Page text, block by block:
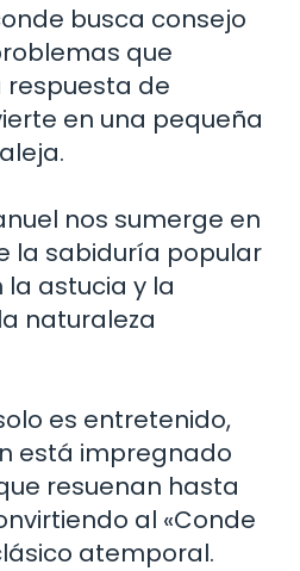
busca consejo
que
de
en una pequeña
nos sumerge en
la sabiduría popular
astucia y la
naturaleza
es entretenido,
está impregnado
resuenan hasta
al «Conde
atemporal.